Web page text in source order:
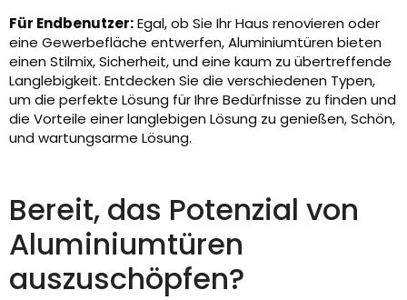
Für Endbenutzer:Egal, ob Sie Ihr Haus renovieren oder
eine Gewerbefläche entwerfen, Aluminiumtüren bieten
einen Stilmix, Sicherheit, und eine kaum zu übertreffende
Langlebigkeit. Entdecken Sie die verschiedenen Typen,
um die perfekte Lösung für Ihre Bedürfnisse zu finden und
die Vorteile einer langlebigen Lösung zu genießen, Schön,
und wartungsarme Lösung.
Bereit, das Potenzial von
Aluminiumtüren
auszuschöpfen?